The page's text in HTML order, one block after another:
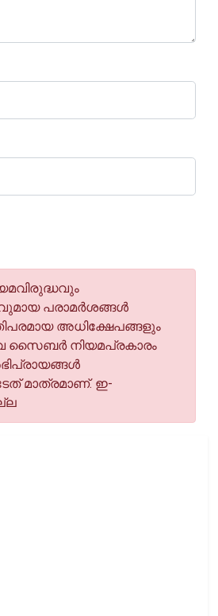
പരാമര്‍ശങ്ങള്‍
അധിക്ഷേപങ്ങളും
സൈബര്‍ നിയമപ്രകാരം
മാത്രമാണ്. ഇ-